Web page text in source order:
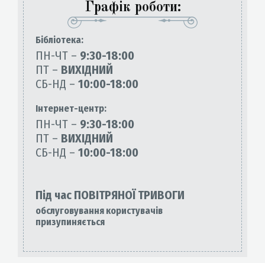
Графік роботи:
Бiблiотека:
ПН-ЧТ – 9:30-18:00
ПТ – ВИХІДНИЙ
СБ-НД – 10:00-18:00
Інтернет-центр:
ПН-ЧТ – 9:30-18:00
ПТ – ВИХІДНИЙ
СБ-НД – 10:00-18:00
Під час ПОВІТРЯНОЇ ТРИВОГИ
обслуговування користувачів
призупиняється